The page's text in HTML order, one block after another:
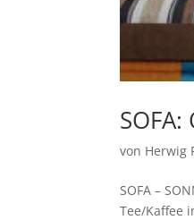
von Herwig
SOFA –
Tee/Kaffee